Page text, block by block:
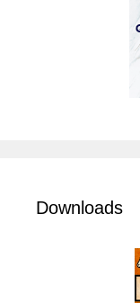
Downloads